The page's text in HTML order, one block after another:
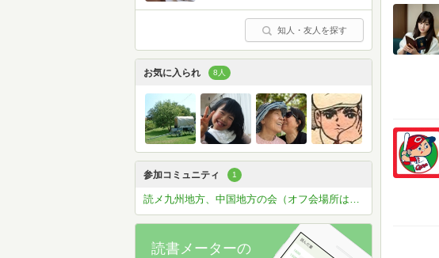
知人・友人を探す
お気に入られ 8人
参加コミュニティ 1
読メ九州地方、中国地方の会（オフ会場所は福岡）
読書メーターの